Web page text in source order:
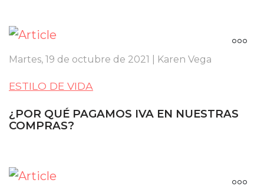
Martes, 19 de octubre de 2021 | Karen Vega
ESTILO DE VIDA
¿POR QUÉ PAGAMOS IVA EN NUESTRAS
COMPRAS?